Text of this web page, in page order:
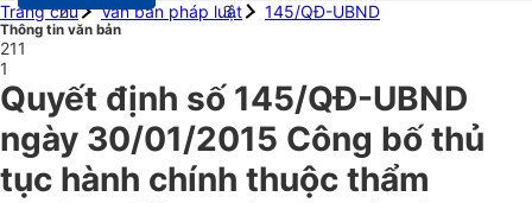
Trang chủ
Văn bản pháp luật 145/QĐ-UBND
Thông tin văn bản
211
1
Quyết định số 145/QĐ-UBND
ngày 30/01/2015 Công bố thủ
tục hành chính thuộc thẩm